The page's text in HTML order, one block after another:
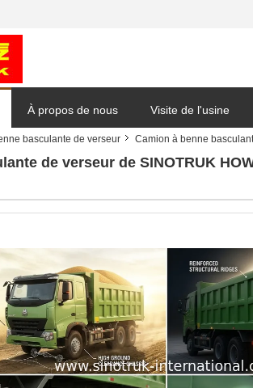
À propos de nous Visite de l'usine
Demande de soumission
basculante de verseur
Camion à benne
de verseur de SINOTRUK